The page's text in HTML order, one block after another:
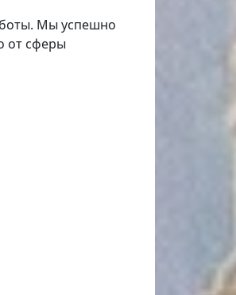
Мы успешно
от сферы